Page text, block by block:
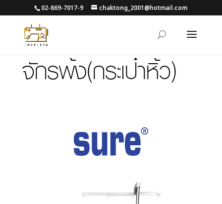
02-869-7017-9 chaktong_2001@hotmail.com
จักรพ้ง(กระเป๋าหิ้ว)